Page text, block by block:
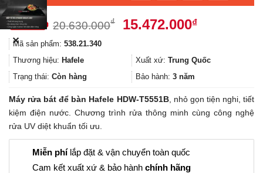
20.630.000₫
Giá
20.630.000₫.
15.472.000₫Giá
là:
Mã sản phẩm: 538.21.340
Thương hiệu: Hafele Xuất xứ: Trung Quốc
Trạng thái: Còn hàng Bảo hành: 3 năm
Máy rửa bát để bàn Hafele HDW-T5551B, nhỏ gọn tiện nghi, tiết
kiệm điện nước. Chương trình rửa thông minh cùng công nghệ
rửa UV diệt khuẩn tối ưu.
Miễn phílắp đặt & vận chuyển toàn quốc
Cam kết xuất xứ & bảo hành chính hãng
✕